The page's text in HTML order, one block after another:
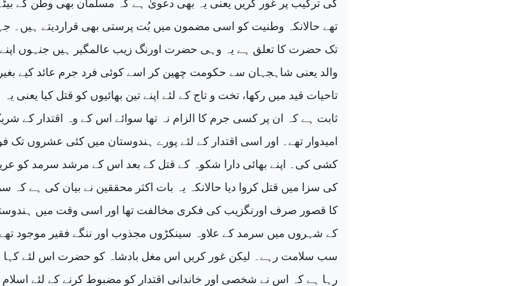
کی ترکیب پر غور کریں یعنی یہ بھی دعویٰ ہے کہ مسلمان بھی وطن کے
تھے حالانکہ وطنیت کو اسی مضمون میں بُت پرستی بھی قراردیتے ہیں۔
تک حضرت کا تعلق ہے یہ وہی حضرت اورنگ زیب عالمگیر ہیں جنہوں اپنے
والد یعنی شاہجہان سے حکومت چھین کر اسے کوئی فرد جرم عائد کیے بغیر
تاحیات قید میں رکھا، تخت و تاج کے لئے اپنے تین بھائیوں کو قتل کیا یعنی یہ
ثابت ہے کہ ان پر کسی جرم کا الزام نہ تھا سوائے اس کے وہ اقتدار کے
امیدوار تھے۔ اور اسی اقتدار کے لئے پورے ہندوستان میں کئی عشروں تک
کشی کی۔ اپنے بھائی دارا شکوہ کے قتل کے بعد اس کے مرشد سرمد کو
کی سزا میں قتل کروا دیا حالانکہ یہ بات اکثر محققین نے بیان کی ہے کہ
کا قصور صرف اورنگزیب کی فکری مخالفت تھا اور اسی وقت میں
کے شہروں میں سرمد کے علاوہ سینکڑوں مجذوب اور ننگے فقیر موجود
سب سلامت رہے۔ لیکن غور کریں اس مغل بادشاہ کو حضرت اس لئے کہا
رہا ہے کہ اس نے شخصی اور خاندانی اقتدار کو مضبوط کرنے کے لئے اسلام